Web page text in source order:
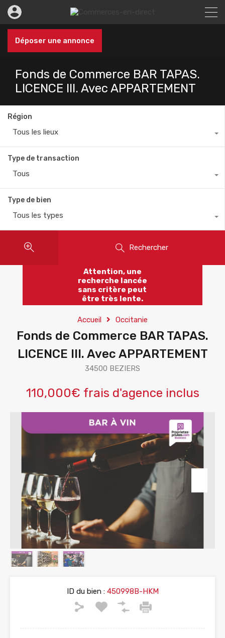
Déposer une annonce
Fonds de Commerce BAR TAPAS.
LICENCE III. Avec APPARTEMENT
Région
Tous les lieux
Type de transaction
Tous
Type de bien
Tous les types
Rechercher
Attention, une
recherche lancée
sans critère peut
être très lente.
Accueil Occitanie
Fonds de Commerce BAR TAPAS.
LICENCE III. Avec APPARTEMENT
34500 BEZIERS
110,000€ frais d'agence inclus
ID du bien :450998B-HKM